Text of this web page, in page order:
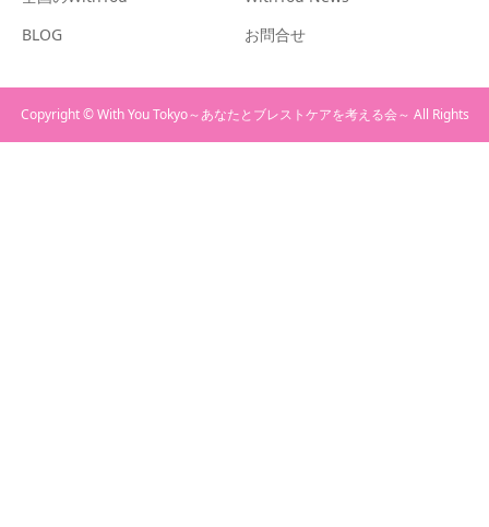
BLOG
お問合せ
Copyright © With You Tokyo～あなたとブレストケアを考える会～ All Rights